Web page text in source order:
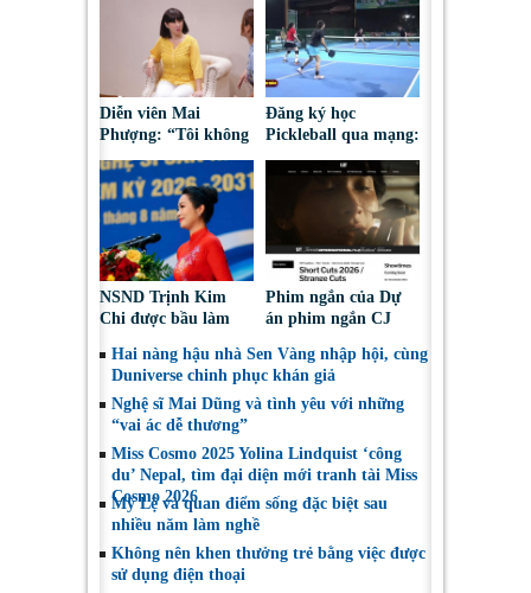
Diễn viên Mai
Phượng: “Tôi không
bao giờ hối hận về
những gì mình đã
chọn”
Đăng ký học
Pickleball qua mạng:
Nguy cơ bị chiếm
đoạt tài sản
NSND Trịnh Kim
Chi được bầu làm
Nghệ sĩ Sân khấu
Việt Nam
Phim ngắn của Dự
án phim ngắn CJ
tại LHP quốc tế
Toronto 2026
Hai nàng hậu nhà Sen Vàng nhập hội, cùng
Duniverse chinh phục khán giả
Nghệ sĩ Mai Dũng và tình yêu với những
“vai ác dễ thương”
Miss Cosmo 2025 Yolina Lindquist ‘công
du’ Nepal, tìm đại diện mới tranh tài Miss
Cosmo 2026
Mỹ Lệ và quan điểm sống đặc biệt sau
nhiều năm làm nghề
Không nên khen thưởng trẻ bằng việc được
sử dụng điện thoại